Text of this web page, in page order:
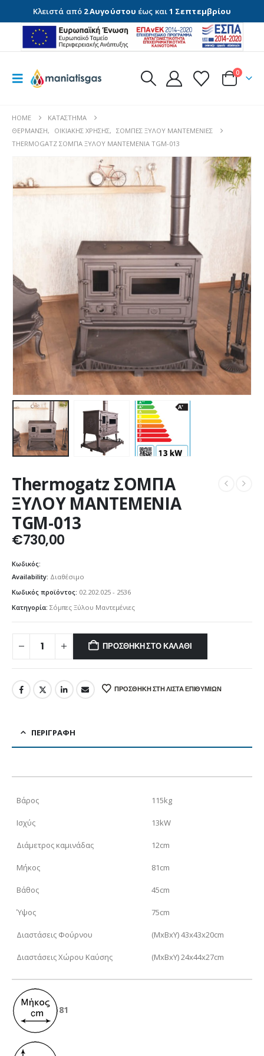
Κλειστά από 2 Αυγούστου έως και1 Σεπτεμβρίου
0
HOME
ΚΑΤΆΣΤΗΜΑ
ΘΈΡΜΑΝΣΗ, ΟΙΚΙΑΚΉΣ ΧΡΉΣΗΣ, ΣΌΜΠΕΣ ΞΎΛΟΥ ΜΑΝΤΕΜΈΝΙΕΣ
THERMOGATZ ΣΟΜΠΑ ΞΥΛΟΥ ΜΑΝΤΕΜΕΝΙΑ TGM-013
Thermogatz ΣΟΜΠΑ
ΞΥΛΟΥ ΜΑΝΤΕΜΕΝΙΑ
TGM-013
€730,00
Κωδικός:
Availability: Διαθέσιμο
Κωδικός προϊόντος: 02.202.025 - 2536
Κατηγορία: Σόμπες Ξύλου Μαντεμένιες
ΠΡΟΣΘΉΚΗ ΣΤΟ ΚΑΛΆΘΙ
ΠΡΟΣΘΉΚΗ ΣΤΗ ΛΊΣΤΑ ΕΠΙΘΥΜΙΏΝ
ΠΕΡΙΓΡΑΦΉ
Βάρος 115kg
Iσχύς 13kW
Διάμετρος καμινάδας 12cm
Μήκος 81cm
Βάθος 45cm
Ύψος 75cm
Διαστάσεις Φούρνου (ΜxΒxΥ) 43x43x20cm
Διαστάσεις Χώρου Καύσης (ΜxΒxΥ) 24x44x27cm
81